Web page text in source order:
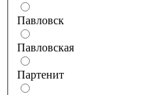
Павловск
Павловская
Партенит